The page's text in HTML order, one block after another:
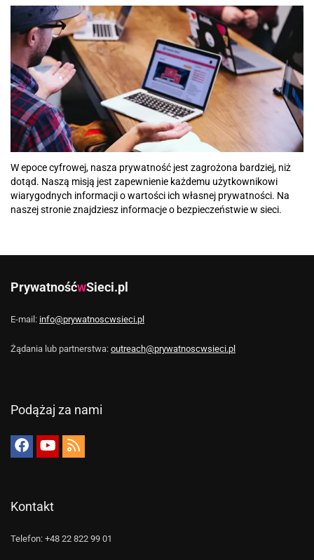
W epoce cyfrowej, nasza prywatność jest zagrożona bardziej, niż
dotąd. Naszą misją jest zapewnienie każdemu użytkownikowi
wiarygodnych informacji o wartości ich własnej prywatności. Na
naszej stronie znajdziesz informacje o bezpieczeństwie w sieci.
PrywatnośćwSieci.pl
E-mail: info@prywatnoscwsieci.pl
Żądania lub partnerstwa: outreach@prywatnoscwsieci.pl
Podążaj za nami
Kontakt
Telefon: +48 22 822 99 01